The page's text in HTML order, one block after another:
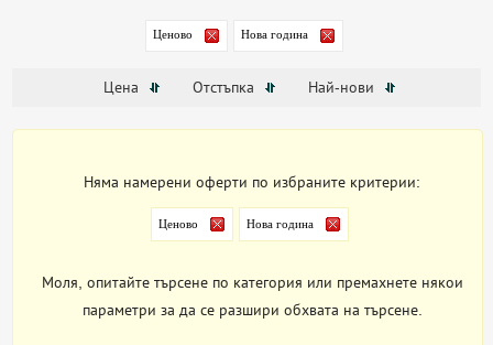
Ценово Нова година
Цена Отстъпка Най-нови
Няма намерени оферти по избраните критерии:
Ценово Нова година
Моля, опитайте търсене по категория или премахнете някои
параметри за да се разшири обхвата на търсене.